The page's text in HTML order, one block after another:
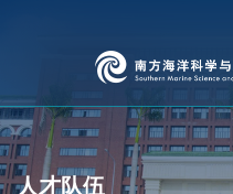
人才队伍